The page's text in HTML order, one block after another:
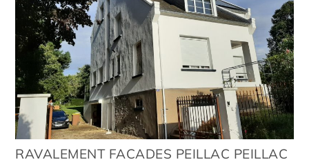
RAVALEMENT FACADES PEILLAC PEILLAC